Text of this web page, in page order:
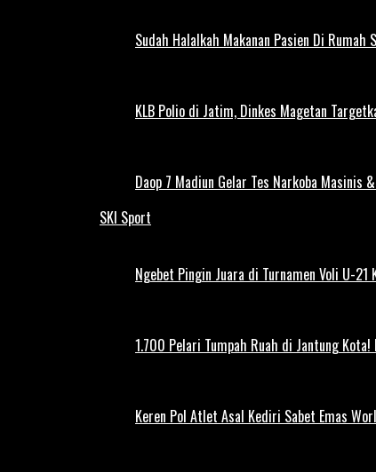
Sudah Halalkah Makanan Pasien Di Rumah
KLB Polio di Jatim, Dinkes Magetan
Daop 7 Madiun Gelar Tes Narkoba Masinis
SKI Sport
Ngebet Pingin Juara di Turnamen Voli U-21
1.700 Pelari Tumpah Ruah di Jantung
Keren Pol Atlet Asal Kediri Sabet Emas